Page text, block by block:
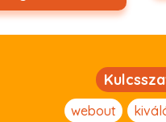
webout